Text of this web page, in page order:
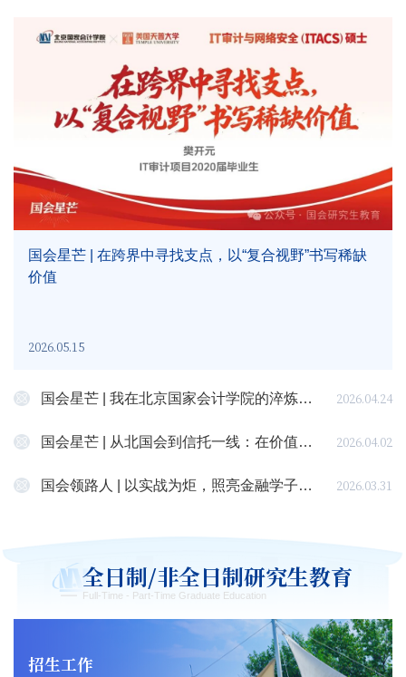
国会星芒 | 在跨界中寻找支点，以“复合视野”书写稀缺
价值
2026.05.15
国会星芒 | 我在北京国家会计学院的淬炼之旅 2026.04.24
国会星芒 | 从北国会到信托一线：在价值创造中，锻造专业“工具箱” 2026.04.02
国会领路人 | 以实战为炬，照亮金融学子成长路：肖刚导师的三重角色 2026.03.31
全日制/非全日制研究生教育
Full-Time - Part-Time Graduate Education
招生工作